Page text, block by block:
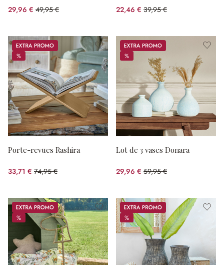
29,96 € 49,95 €
(40.02%spared) 22,46 € 39,95 €
(43.78%spared)
Promos
%
%
Porte-revues Rashira
33,71 € 74,95 €
(55.02%spared)
Promos
%
%
Lot de 3 vases Donara
29,96 € 59,95 €
(50.03%spared)
Promos
%
%
Promos
%
%